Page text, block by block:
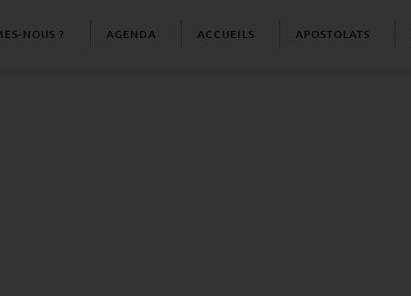
NOUS ? AGENDA ACCUEILS APOSTOLATS